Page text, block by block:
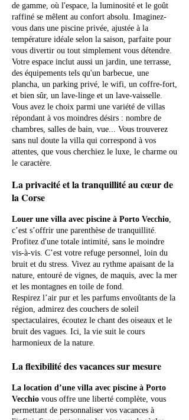
de gamme, où l'espace, la luminosité et le goût
raffiné se mêlent au confort absolu. Imaginez-
vous dans une piscine privée, ajustée à la
température idéale selon la saison, parfaite pour
vous divertir ou tout simplement vous détendre.
Votre espace inclut aussi un jardin, une terrasse,
des équipements tels qu'un barbecue, une
plancha, un parking privé, le wifi, un coffre-fort,
et bien sûr, un lave-linge et un lave-vaisselle.
Vous avez le choix parmi une variété de villas
répondant à vos moindres désirs : nombre de
chambres, salles de bain, vue... Vous trouverez
sans nul doute la villa qui correspond à vos
attentes, que vous cherchiez le luxe, le charme ou
le caractère.
La privacité et la tranquillité au cœur de
la Corse
Louer une villa avec piscine à Porto Vecchio,
c’est s’offrir une parenthèse de tranquillité.
Profitez d'une totale intimité, sans le moindre
vis-à-vis. C’est votre refuge personnel, loin du
bruit et du stress. Vivez au rythme apaisant de la
nature, entouré de vignes, de maquis, avec la mer
et les montagnes en toile de fond.
Respirez l’air pur et les parfums envoûtants de la
région, admirez des couchers de soleil
spectaculaires, écoutez le chant des oiseaux et le
bruit des vagues. Ici, la vie suit le cours
harmonieux de la nature.
La flexibilité des vacances sur mesure
La location d’une villa avec piscine à Porto
Vecchio vous offre une liberté complète, vous
permettant de personnaliser vos vacances à